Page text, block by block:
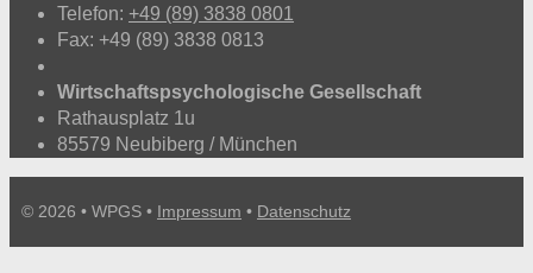
Telefon: +49 (89) 3838 0801
Fax: +49 (89) 3838 0813
Wirtschaftspsychologische Gesellschaft
Rathausplatz 1u
85579 Neubiberg / München
© 2026 • WPGS • Impressum • Datenschutz